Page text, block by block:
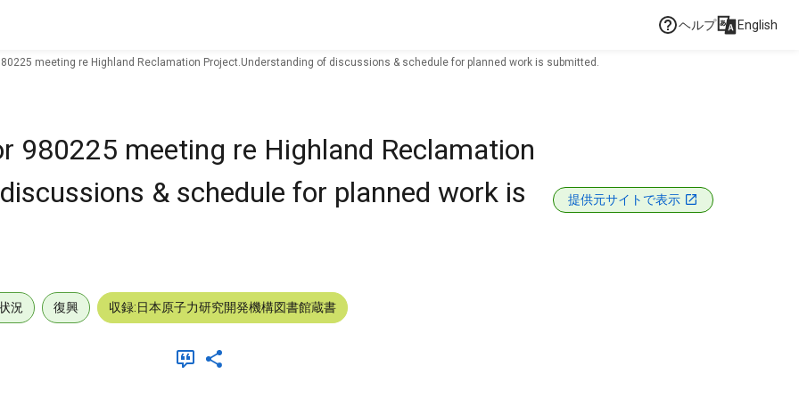
ヘルプ English
meeting re Highland Reclamation Project.Understanding of discussions & schedule for planned work is submitted.
980225 meeting re Highland Reclamation
& schedule for planned work is
提供元サイトで表示
況 復興 収録:日本原子力研究開発機構図書館蔵書